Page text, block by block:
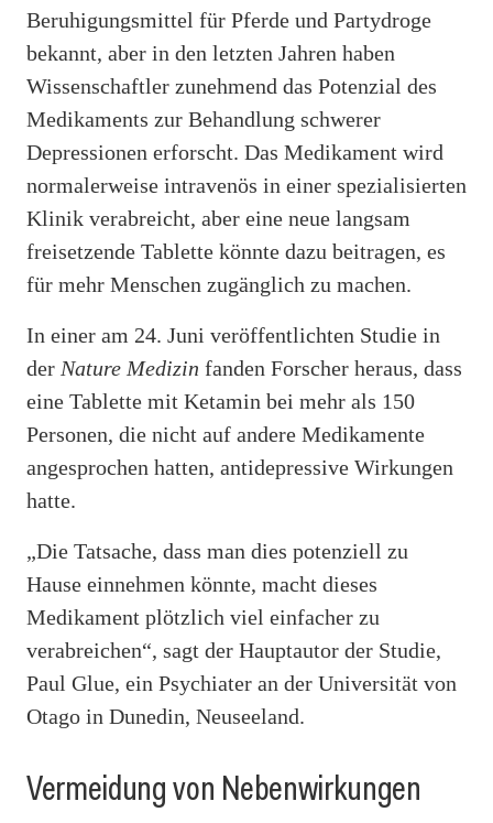
Beruhigungsmittel für Pferde und Partydroge
bekannt, aber in den letzten Jahren haben
Wissenschaftler zunehmend das Potenzial des
Medikaments zur Behandlung schwerer
Depressionen erforscht. Das Medikament wird
normalerweise intravenös in einer spezialisierten
Klinik verabreicht, aber eine neue langsam
freisetzende Tablette könnte dazu beitragen, es
für mehr Menschen zugänglich zu machen.
In einer am 24. Juni veröffentlichten Studie in
der Nature Medizin fanden Forscher heraus, dass
eine Tablette mit Ketamin bei mehr als 150
Personen, die nicht auf andere Medikamente
angesprochen hatten, antidepressive Wirkungen
hatte.
„Die Tatsache, dass man dies potenziell zu
Hause einnehmen könnte, macht dieses
Medikament plötzlich viel einfacher zu
verabreichen“, sagt der Hauptautor der Studie,
Paul Glue, ein Psychiater an der Universität von
Otago in Dunedin, Neuseeland.
Vermeidung von Nebenwirkungen